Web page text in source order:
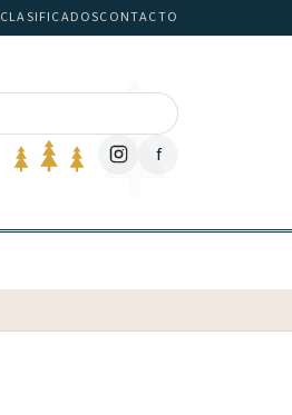
CLASIFICADOSCONTACTO
f